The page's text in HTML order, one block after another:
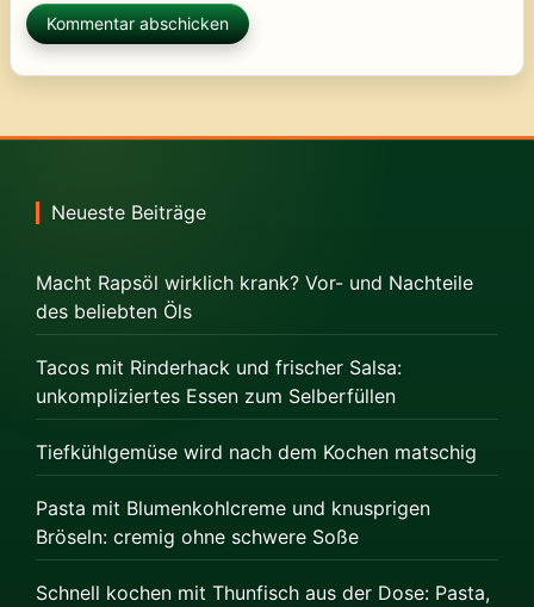
Neueste Beiträge
Macht Rapsöl wirklich krank? Vor- und Nachteile
des beliebten Öls
Tacos mit Rinderhack und frischer Salsa:
unkompliziertes Essen zum Selberfüllen
Tiefkühlgemüse wird nach dem Kochen matschig
Pasta mit Blumenkohlcreme und knusprigen
Bröseln: cremig ohne schwere Soße
Schnell kochen mit Thunfisch aus der Dose: Pasta,